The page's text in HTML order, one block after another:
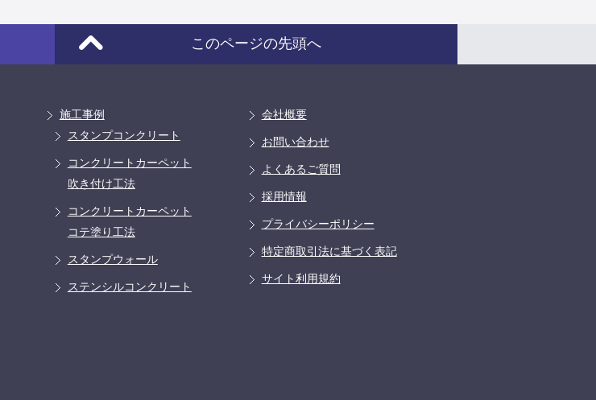
このページの先頭へ
施工事例
スタンプコンクリート
コンクリートカーペット
吹き付け工法
コンクリートカーペット
コテ塗り工法
スタンプウォール
ステンシルコンクリート
会社概要
お問い合わせ
よくあるご質問
採用情報
プライバシーポリシー
特定商取引法に基づく表記
サイト利用規約